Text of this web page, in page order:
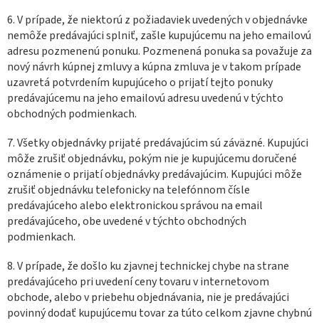
6. V prípade, že niektorú z požiadaviek uvedených v objednávke
nemôže predávajúci splniť, zašle kupujúcemu na jeho emailovú
adresu pozmenenú ponuku. Pozmenená ponuka sa považuje za
nový návrh kúpnej zmluvy a kúpna zmluva je v takom prípade
uzavretá potvrdením kupujúceho o prijatí tejto ponuky
predávajúcemu na jeho emailovú adresu uvedenú v týchto
obchodných podmienkach.
7. Všetky objednávky prijaté predávajúcim sú záväzné. Kupujúci
môže zrušiť objednávku, pokým nie je kupujúcemu doručené
oznámenie o prijatí objednávky predávajúcim. Kupujúci môže
zrušiť objednávku telefonicky na telefónnom čísle
predávajúceho alebo elektronickou správou na email
predávajúceho, obe uvedené v týchto obchodných
podmienkach.
8. V prípade, že došlo ku zjavnej technickej chybe na strane
predávajúceho pri uvedení ceny tovaru v internetovom
obchode, alebo v priebehu objednávania, nie je predávajúci
povinný dodať kupujúcemu tovar za túto celkom zjavne chybnú